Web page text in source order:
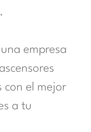
empresa
con el mejor
a tu